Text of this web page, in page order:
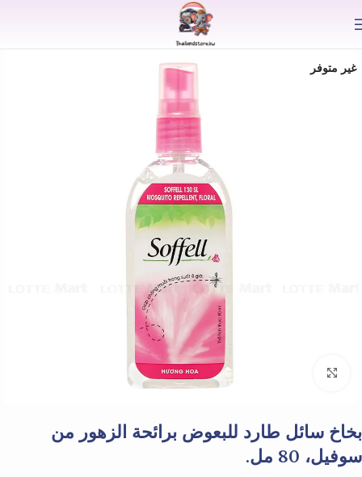
غير متوفر
Click to enlarge
بخاخ سائل طارد للبعوض برائحة الزهور من
سوفيل، 80 مل.